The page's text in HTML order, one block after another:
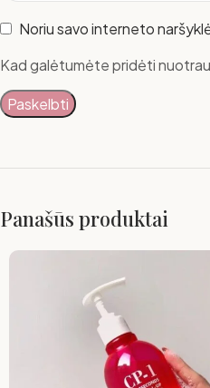
Noriu savo interneto
Kad galėtumėte pridėti
Panašūs produktai